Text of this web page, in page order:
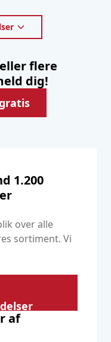
flere
dig!
1.200
over alle
sortiment. Vi
af